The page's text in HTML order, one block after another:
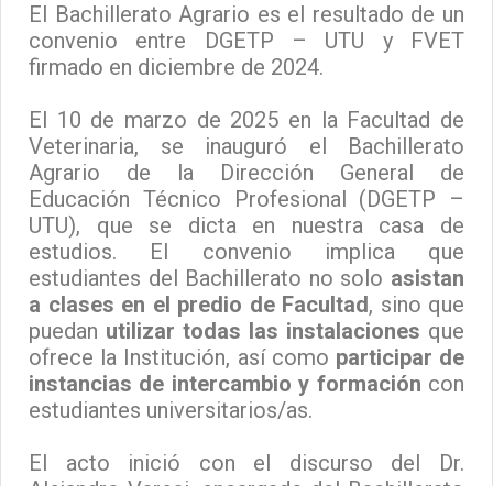
El Bachillerato Agrario es el resultado de un
convenio entre DGETP – UTU y FVET
firmado en diciembre de 2024.
El 10 de marzo de 2025 en la Facultad de
Veterinaria, se inauguró el Bachillerato
Agrario de la Dirección General de
Educación Técnico Profesional (DGETP –
UTU), que se dicta en nuestra casa de
estudios. El convenio implica que
estudiantes del Bachillerato no solo asistan
a clases en el predio de Facultad, sino que
puedan utilizar todas las instalaciones que
ofrece la Institución, así como participar de
instancias de intercambio y formación con
estudiantes universitarios/as.
El acto inició con el discurso del Dr.